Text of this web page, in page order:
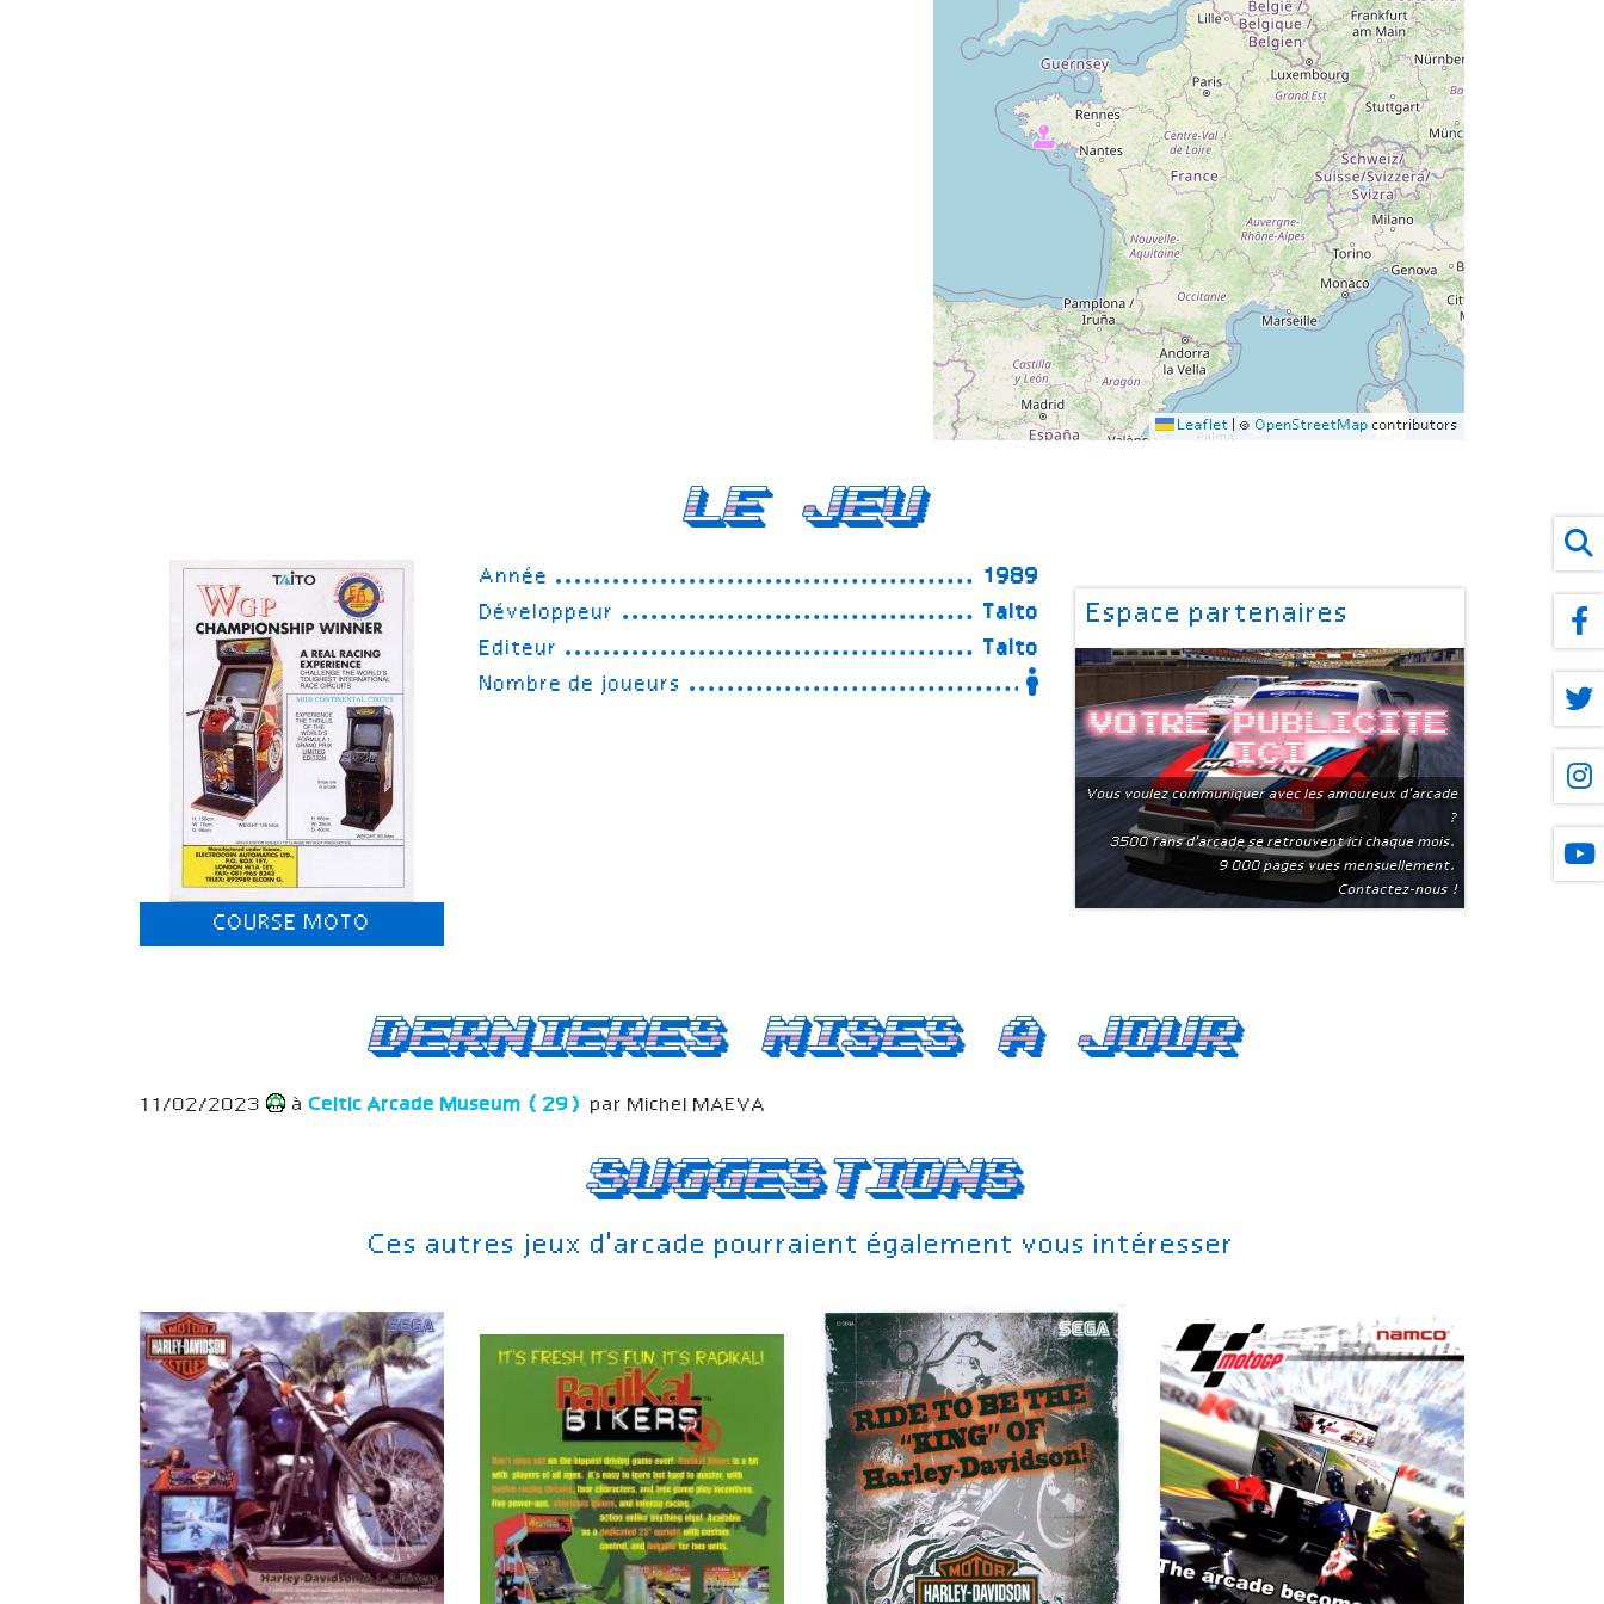
Leaflet © OpenStreetMap contributors
Le Jeu
COURSE MOTO
Année
1989
Développeur
Taito
Editeur
Taito
Nombre de joueurs
Espace partenaires
Votre publicite
ici
Vous voulez communiquer avec les amoureux d'arcade
?
3500 fans d'arcade se retrouvent ici chaque mois.
9 000 pages vues mensuellement.
Contactez-nous !
Suggestions
Ces autres jeux d'arcade pourraient également vous intéresser
Dernieres mises a jour
11/02/2023 à Celtic Arcade Museum (29) par Michel MAEVA